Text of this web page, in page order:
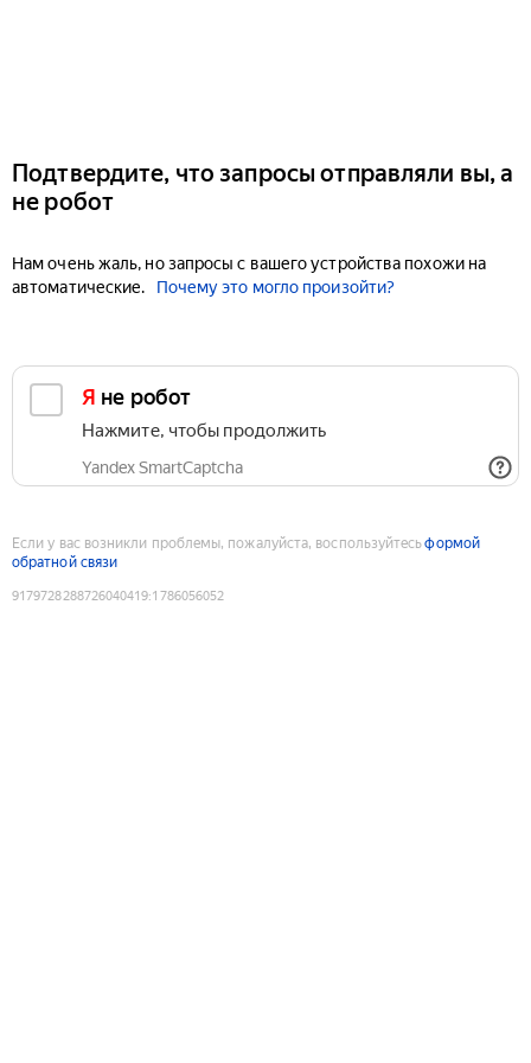
Подтвердите, что запросы отправляли вы, а
не робот
Нам очень жаль, но запросы с вашего устройства похожи на
автоматические.
Почему это могло произойти?
Я не робот
Нажмите, чтобы продолжить
Yandex SmartCaptcha
Если у вас возникли проблемы, пожалуйста, воспользуйтесьформой
обратной связи
9179728288726040419:1786056052